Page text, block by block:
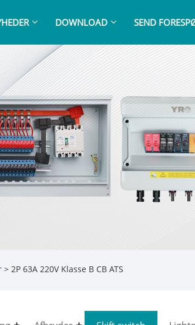
DOWNLOAD SEND
> 2P 63A 220V Klasse B CB ATS